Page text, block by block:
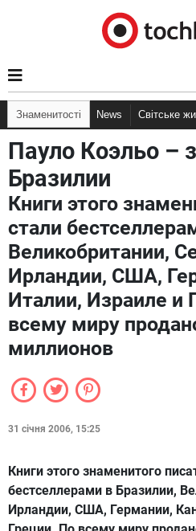
Знаменитості News Світське
Пауло Коэльо –
Бразилии
Книги этого
стали
Великобритании,
Ирландии, США,
Италии, Израиле и
всему миру
миллионов
31 січня 2006, 15:25
Книги этого знаменитого
бестселлерами в Бразилии,
Ирландии, США, Германии,